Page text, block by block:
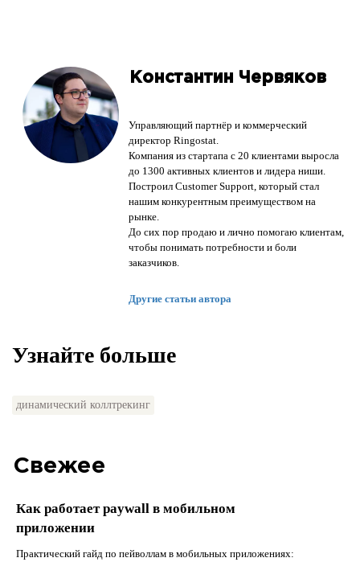
Константин Червяков
Управляющий партнёр и коммерческий
директор Ringostat.
Компания из стартапа с 20 клиентами выросла
до 1300 активных клиентов и лидера ниши.
Построил Customer Support, который стал
нашим конкурентным преимуществом на
рынке.
До сих пор продаю и лично помогаю клиентам,
чтобы понимать потребности и боли
заказчиков.
Другие статьи автора
Узнайте больше
динамический коллтрекинг
Свежее
Как работает paywall в мобильном
приложении
Практический гайд по пейволлам в мобильных приложениях: